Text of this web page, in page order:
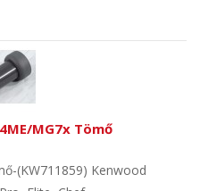
MG7x Tömő
(KW711859) Kenwood